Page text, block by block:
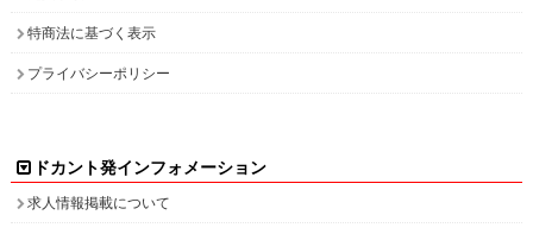
特商法に基づく表示
プライバシーポリシー
ドカント発インフォメーション
求人情報掲載について